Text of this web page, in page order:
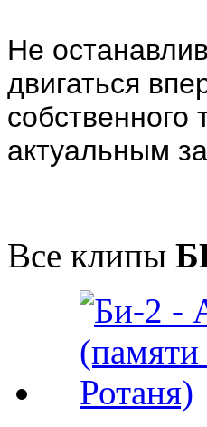
Не
двигаться
собственного
актуальным
Все клипы